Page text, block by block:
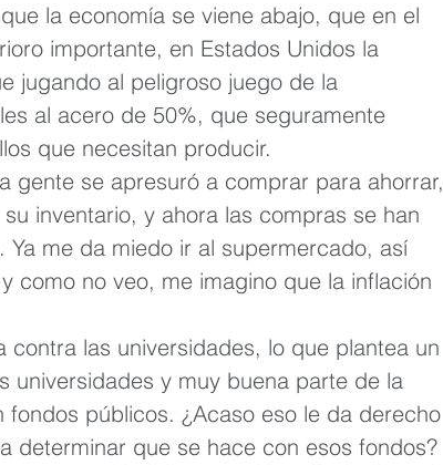
la economía se viene abajo, que en el
importante, en Estados Unidos la
jugando al peligroso juego de la
al acero de 50%, que seguramente
que necesitan producir.
gente se apresuró a comprar para ahorrar,
inventario, y ahora las compras se han
me da miedo ir al supermercado, así
como no veo, me imagino que la inflación
las universidades, lo que plantea un
universidades y muy buena parte de la
públicos. ¿Acaso eso le da derecho
determinar que se hace con esos fondos?